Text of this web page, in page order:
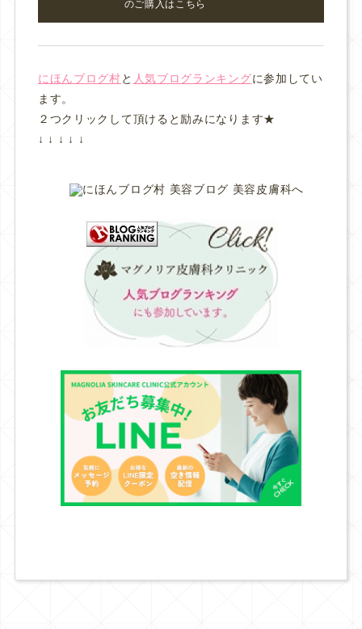
のご購入はこちら
にほんブログ村と 人気ブログランキングに参加してい
ます。
２つクリックして頂けると励みになります★
↓ ↓ ↓ ↓ ↓